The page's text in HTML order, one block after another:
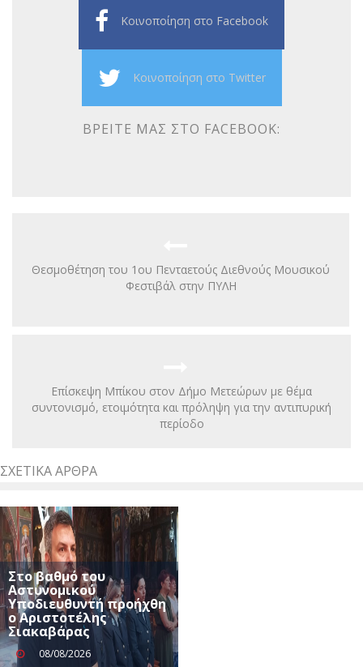
Κοινοποίηση στο Facebook
Κοινοποίηση στο Twitter
ΒΡΕΊΤΕ ΜΑΣ ΣΤΟ FACEBOOK:
Θεσμοθέτηση του 1ου Πενταετούς Διεθνούς Μουσικού
Φεστιβάλ στην ΠΥΛΗ
Επίσκεψη Μπίκου στον Δήμο Μετεώρων με θέμα
συντονισμό, ετοιμότητα και πρόληψη για την αντιπυρική
περίοδο
ΣΧΕΤΙΚΆ ΆΡΘΡΑ
Στο βαθμό του
Αστυνομικού
Υποδιευθυντή προήχθη
ο Αριστοτέλης
Σιακαβάρας
08/08/2026